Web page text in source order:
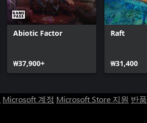
Abiotic Factor
₩37,900+
Raft
₩31,400
Microsoft 계정 Microsoft Store 지원 반품